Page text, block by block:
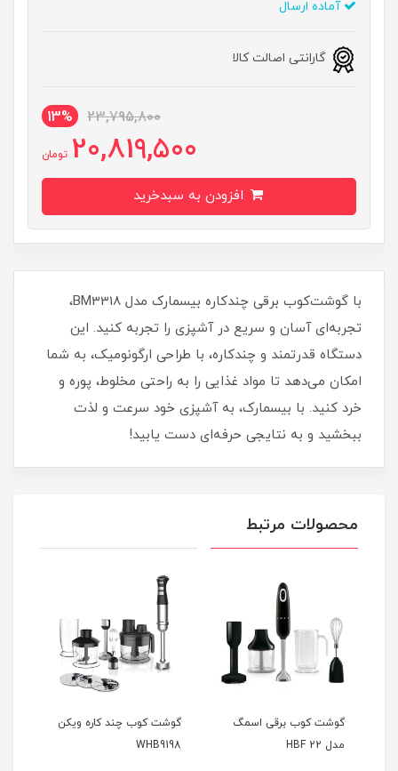
آماده ارسال
گارانتی اصالت کالا
23,795,800
13%
20,819,500 تومان
با گوشت‌کوب برقی چندکاره بیسمارک مدل BM3318،
تجربه‌ای آسان و سریع در آشپزی را تجربه کنید. این
دستگاه قدرتمند و چندکاره، با طراحی ارگونومیک، به شما
امکان می‌دهد تا مواد غذایی را به راحتی مخلوط، پوره و
خرد کنید. با بیسمارک، به آشپزی خود سرعت و لذت
ببخشید و به نتایجی حرفه‌ای دست یابید!
محصولات مرتبط
گوشت کوب برقی اسمگ
مدل HBF 22
گوشت کوب چند کاره ویکن
WHB9198